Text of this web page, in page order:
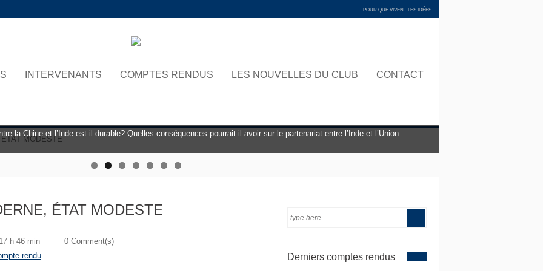
POUR QUE VIVENT LES IDÉES.
INTERVENANTS COMPTES RENDUS LES NOUVELLES DU CLUB CONTACT
MODESTE
la Chine et l’Inde est-il durable? Quelles conséquences pourrait-il avoir sur le partenariat entre l’Inde et l’Union
est-elle un danger pour notre civilisation ? Comment y répondre ? - Le 4 mai 2026 à 20h
Derniers comptes rendus
ÉTAT MODESTE
h 46 min
0 Comment(s)
rendu